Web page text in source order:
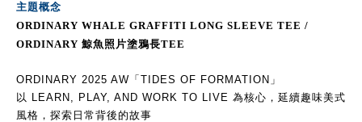
主題概念
ORDINARY WHALE GRAFFITI LONG SLEEVE TEE /
ORDINARY 鯨魚照片塗鴉長TEE
ORDINARY 2025 AW「TIDES OF FORMATION」
以 LEARN, PLAY, AND WORK TO LIVE 為核心，延續趣味美式
風格，探索日常背後的故事